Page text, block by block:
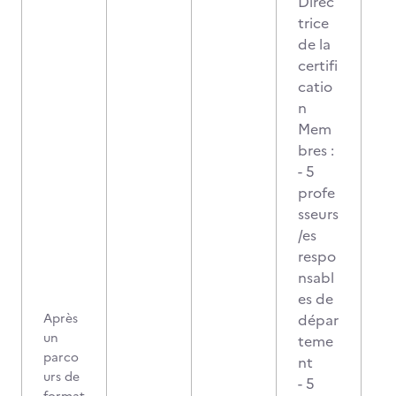
Après
un
parco
urs de
trice
de la
certifi
catio
n
Mem
bres :
- 5
profe
sseurs
/es
respo
nsabl
es de
dépar
teme
nt
- 5